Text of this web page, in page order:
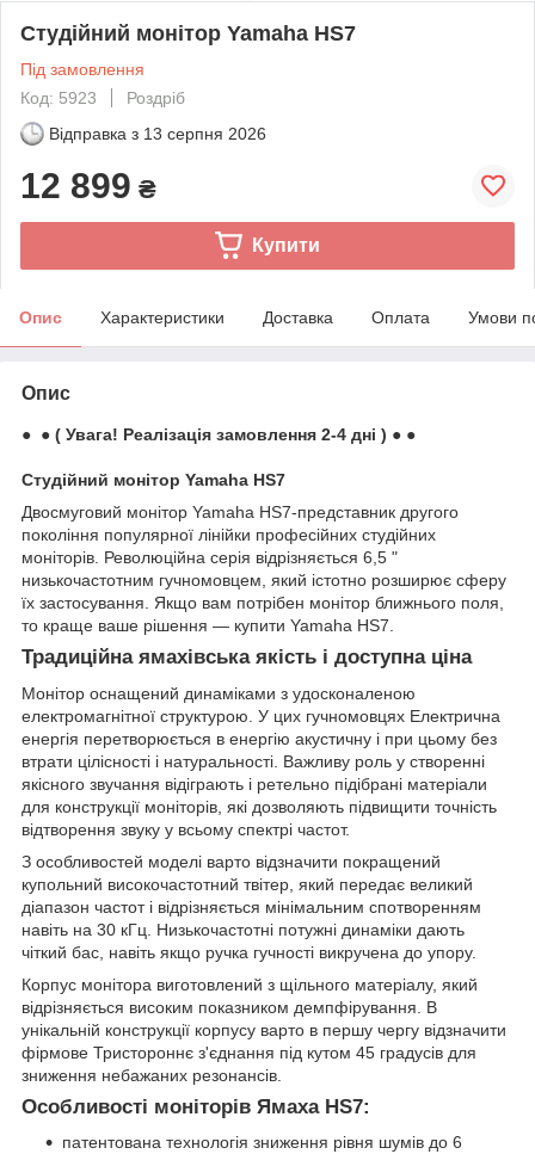
Студійний монітор Yamaha HS7
Під замовлення
Код: 5923
Роздріб
Відправка з 13 серпня 2026
12 899 ₴
Купити
Опис Характеристики Доставка Оплата Умови
Опис
● ● ( Увага! Реалізація замовлення 2-4 дні ) ● ●
Студійний монітор Yamaha HS7
Двосмуговий монітор Yamaha HS7-представник другого
покоління популярної лінійки професійних студійних
моніторів. Революційна серія відрізняється 6,5 "
низькочастотним гучномовцем, який істотно розширює сферу
їх застосування. Якщо вам потрібен монітор ближнього поля,
то краще ваше рішення — купити Yamaha HS7.
Традиційна ямахівська якість і доступна ціна
Монітор оснащений динаміками з удосконаленою
електромагнітної структурою. У цих гучномовцях Електрична
енергія перетворюється в енергію акустичну і при цьому без
втрати цілісності і натуральності. Важливу роль у створенні
якісного звучання відіграють і ретельно підібрані матеріали
для конструкції моніторів, які дозволяють підвищити точність
відтворення звуку у всьому спектрі частот.
З особливостей моделі варто відзначити покращений
купольний високочастотний твітер, який передає великий
діапазон частот і відрізняється мінімальним спотворенням
навіть на 30 кГц. Низькочастотні потужні динаміки дають
чіткий бас, навіть якщо ручка гучності викручена до упору.
Корпус монітора виготовлений з щільного матеріалу, який
відрізняється високим показником демпфірування. В
унікальній конструкції корпусу варто в першу чергу відзначити
фірмове Тристороннє з'єднання під кутом 45 градусів для
зниження небажаних резонансів.
Особливості моніторів Ямаха HS7:
патентована технологія зниження рівня шумів до 6